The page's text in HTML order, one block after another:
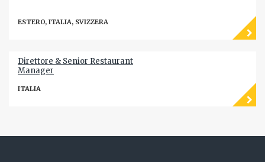
ESTERO, ITALIA, SVIZZERA
Direttore & Senior Restaurant
Manager
ITALIA